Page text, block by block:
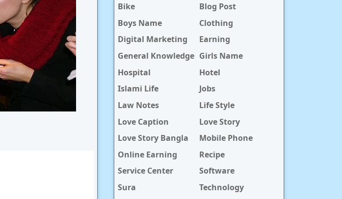
Bike
Blog Post
Boys Name
Clothing
Digital Marketing
Earning
General Knowledge Girls Name
Hospital
Hotel
Islami Life
Jobs
Law Notes
Life Style
Love Caption
Love Story
Love Story Bangla
Mobile Phone
Online Earning
Recipe
Service Center
Software
Sura
Technology